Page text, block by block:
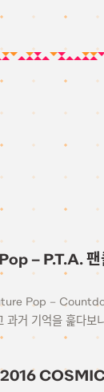
– P.T.A.
Pop –
과거 기억을 훑다
COSMIC